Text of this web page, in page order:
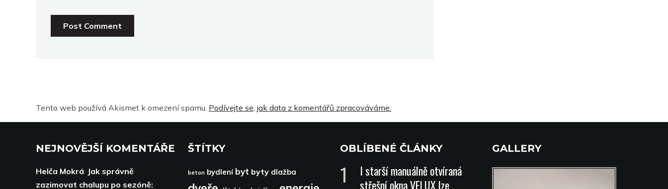
Tento web používá Akismet k omezení spamu. Podívejte se, jak data z komentářů zpracováváme.
NEJNOVĚJŠÍ KOMENTÁŘE
Helča Mokrá: Jak správně
zazimovat chalupu po sezóně:
ŠTÍTKY
beton bydlení byt byty dlažba
OBLÍBENÉ ČLÁNKY
I starší manuálně otvíraná
střešní okna VELUX lze
GALLERY